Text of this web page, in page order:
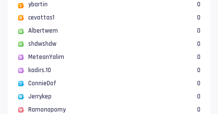
ybartin
0
cevattas1
0
Albertwem
0
shdwshdw
0
MeteanYalim
0
kadirs.10
0
ConnieDof
0
Jerrykep
0
Ramonapomy
0